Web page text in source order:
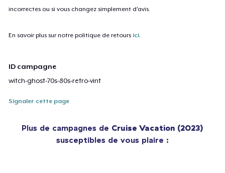
incorrectes ou si vous changez simplement d'avis.
En savoir plus sur notre politique de retours ici.
ID campagne
witch-ghost-70s-80s-retro-vint
Signaler cette page
Plus de campagnes de Cruise Vacation (2023)
susceptibles de vous plaire :